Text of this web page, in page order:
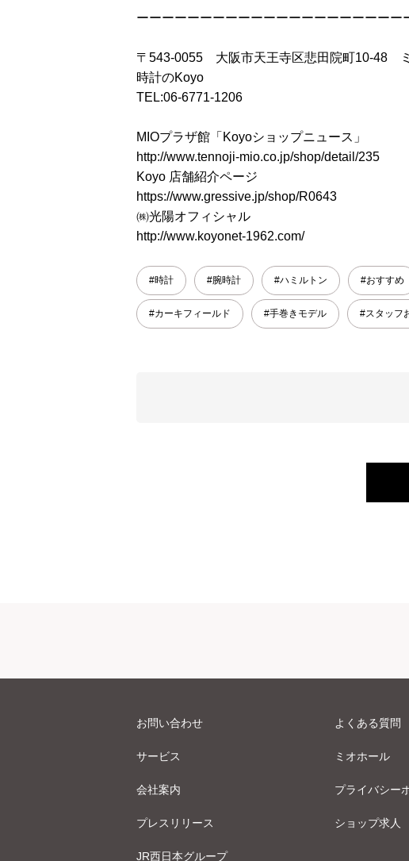
ーーーーーーーーーーーーーーーーーーーー
〒543-0055 大阪市天王寺区悲田院町10-48
時計のKoyo
TEL:06-6771-1206
MIOプラザ館「Koyoショップニュース」
http://www.tennoji-mio.co.jp/shop/detail/235
Koyo 店舗紹介ページ
https://www.gressive.jp/shop/R0643
㈱光陽オフィシャル
http://www.koyonet-1962.com/
#時計 #腕時計 #ハミルトン #おすすめ
#カーキフィールド #手巻きモデル #スタッフ
お問い合わせ よくある質問
サービス ミオホール
会社案内 プライバシー
プレスリリース ショップ求人
JR西日本グループ